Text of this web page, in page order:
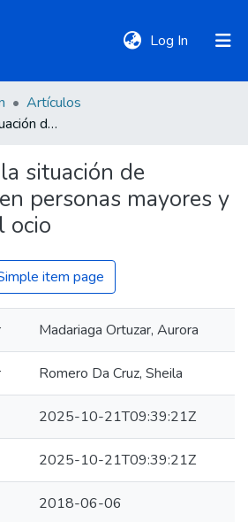
Log In (current)
Artículos
Incidencia de la situación de dependencia en personas mayores y el disfrute del ocio
situación de
personas mayores y
ocio
item page
Madariaga Ortuzar, Aurora
Romero Da Cruz, Sheila
2025-10-21T09:39:21Z
2025-10-21T09:39:21Z
2018-06-06